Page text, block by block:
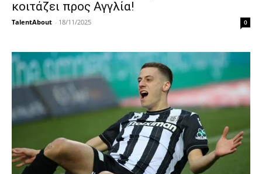
κοιτάζει προς Αγγλία!
TalentAbout - 18/11/2025 0